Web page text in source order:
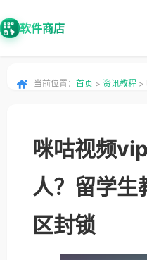
软件商店
当前位置： 首页 > 资讯教程 >
咪咕视频
人？留学生
区封锁